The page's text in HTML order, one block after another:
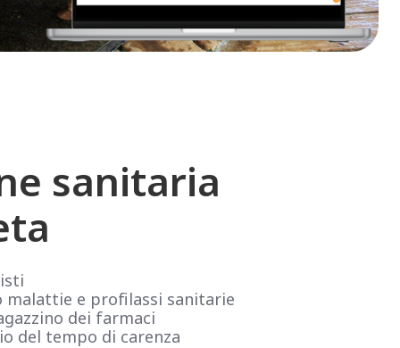
sanitaria
malattie e profilassi sanitarie
dei farmaci
del tempo di carenza